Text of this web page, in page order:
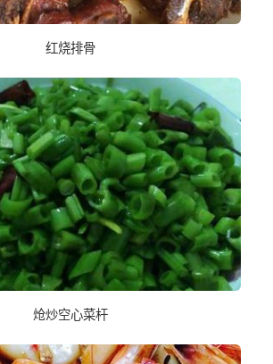
红烧排骨
炝炒空心菜杆